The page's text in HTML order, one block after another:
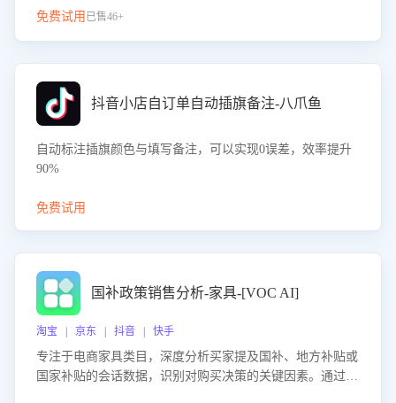
免费试用 已售46+
抖音小店自订单自动插旗备注-八爪鱼
自动标注插旗颜色与填写备注，可以实现0误差，效率提升
90%
免费试用
国补政策销售分析-家具-[VOC AI]
淘宝 | 京东 | 抖音 | 快手
专注于电商家具类目，深度分析买家提及国补、地方补贴或
国家补贴的会话数据，识别对购买决策的关键因素。通过AI